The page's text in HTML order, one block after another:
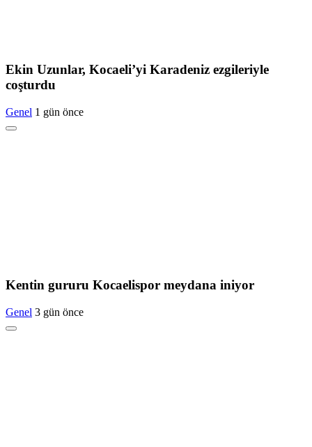
Ekin Uzunlar, Kocaeli’yi Karadeniz ezgileriyle
coşturdu
Genel 1 gün önce
Kentin gururu Kocaelispor meydana iniyor
Genel 3 gün önce